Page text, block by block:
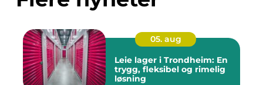
05. aug
Leie lager i Trondheim: En
trygg, fleksibel og rimelig
løsning